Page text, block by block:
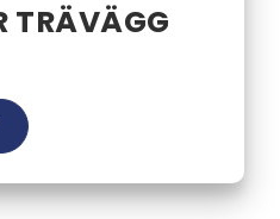
TRÄVÄGG
40,25 kr